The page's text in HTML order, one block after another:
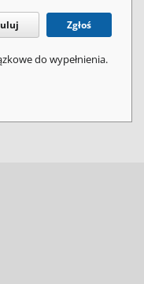
Zgłoś
do wypełnienia.